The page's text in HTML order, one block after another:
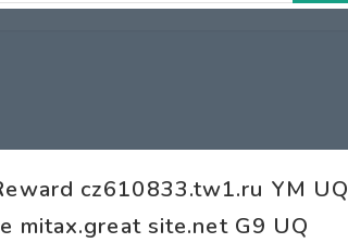
cz610833.tw1.ru YM UQ
mitax.great site.net G9 UQ